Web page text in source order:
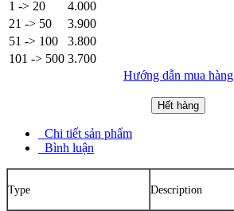
1 -> 20
4.000
21 -> 50
3.900
51 -> 100
3.800
101 -> 500 3.700
Hướng dẫn mua hàng
Hết hàng
Chi tiết sản phẩm
Bình luận
Type Description